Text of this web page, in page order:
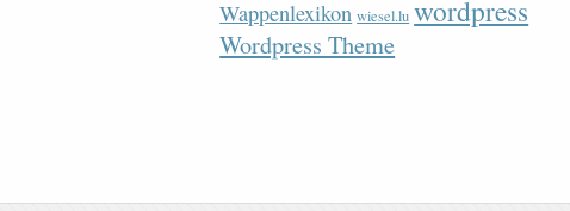
Wappenlexikon wiesel.lu wordpress
Wordpress Theme